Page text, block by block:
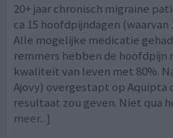
20+ jaar chronisch migraine
ca 15 hoofdpijndagen
Alle mogelijke medicatie
remmers hebben de hoofdpijn
kwaliteit van leven met 80%.
Ajovy) overgestapt op
resultaat zou geven. Niet qua
meer...]